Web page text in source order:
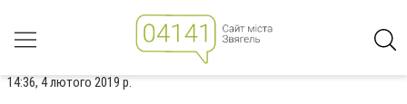
14:36, 4 лютого 2019 р.